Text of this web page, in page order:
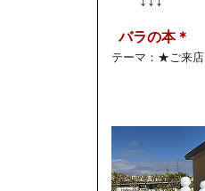
バラの本＊
テーマ： ★ご来店